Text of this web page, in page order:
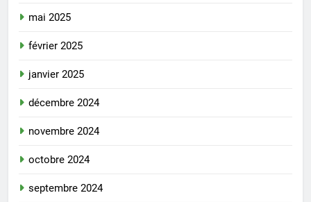
mai 2025
février 2025
janvier 2025
décembre 2024
novembre 2024
octobre 2024
septembre 2024